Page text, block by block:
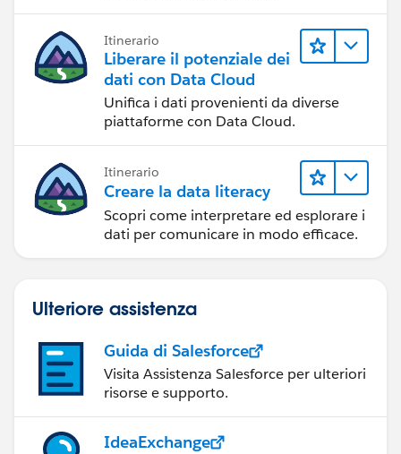
Itinerario
Liberare il potenziale dei
dati con Data Cloud
Unifica i dati provenienti da diverse
piattaforme con Data Cloud.
Itinerario
Creare la data literacy
Scopri come interpretare ed esplorare i
dati per comunicare in modo efficace.
Ulteriore assistenza
Guida di Salesforce
Visita Assistenza Salesforce per ulteriori
risorse e supporto.
IdeaExchange